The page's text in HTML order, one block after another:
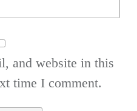
and website in this
time I comment.